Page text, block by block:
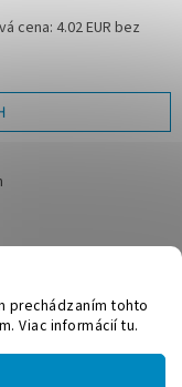
prechádzaním tohto
Viac informácií tu.
cena: 4.02 EUR bez